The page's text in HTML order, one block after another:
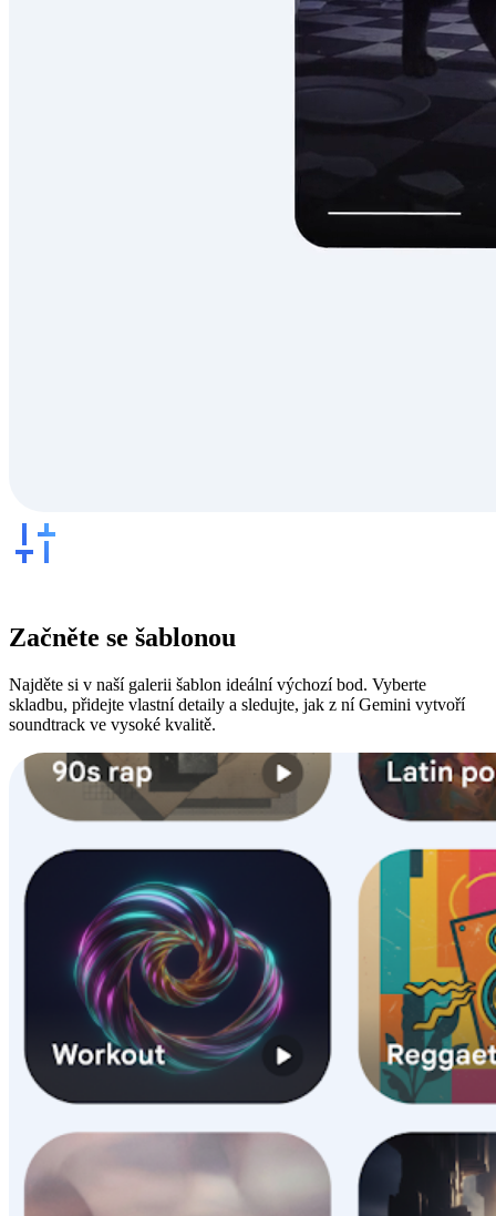
Začněte se šablonou
Najděte si v naší galerii šablon ideální výchozí bod. Vyberte
skladbu, přidejte vlastní detaily a sledujte, jak z ní Gemini vytvoří
soundtrack ve vysoké kvalitě.